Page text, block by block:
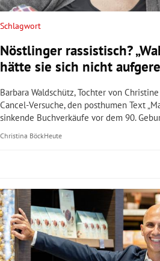
Untermenü
Untermenü
Untermenü
Untermenü
Untermenü
Untermenü
Schlagwort
Nöstlinger rassistisch?
hätte sie sich nicht
Barbara Waldschütz, Tochter von
Cancel-Versuche, den posthumen Text
sinkende Buchverkäufe vor dem 90.
Christina BöckHeute